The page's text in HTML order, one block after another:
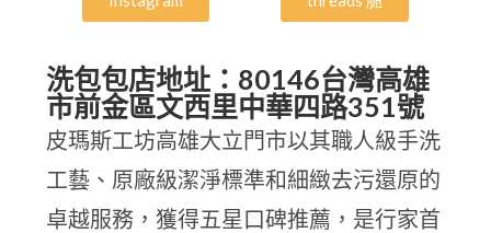
洗包包店地址：80146台灣高雄
市前金區文西里中華四路351號
皮瑪斯工坊高雄大立門市以其職人級手洗
工藝、原廠級潔淨標準和細緻去污還原的
卓越服務，獲得五星口碑推薦，是行家首